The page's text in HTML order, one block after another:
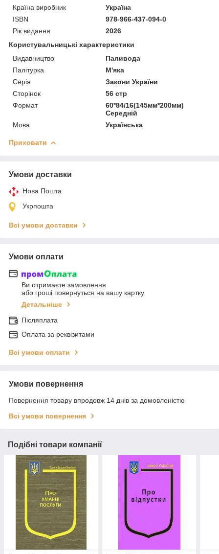
Країна виробник
Україна
ISBN
978-966-437-094-0
Рік видання
2026
Користувальницькі характеристики
Видавництво
Паливода
Палітурка
М'яка
Серія
Закони України
Сторінок
56 стр
Формат
60*84/16(145мм*200мм)
Середній
Мова
Українська
Приховати
Умови доставки
Нова Пошта
Укрпошта
Всі умови доставки
Умови оплати
Ви отримаєте замовлення
або гроші повернуться на вашу картку
Детальніше
Післяплата
Оплата за реквізитами
Всі умови оплати
Умови повернення
Повернення товару впродовж 14 днів за домовленістю
Всі умови повернення
Подібні товари компанії